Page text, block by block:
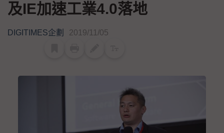
及IE加速工業4.0落地
DIGITIMES企劃 2019/11/05